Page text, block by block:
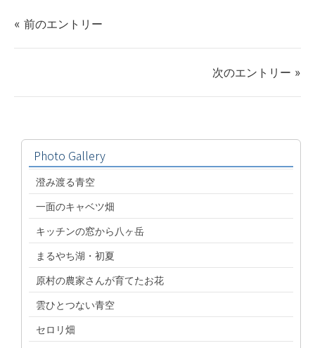
« 前のエントリー
次のエントリー »
Photo Gallery
澄み渡る青空
一面のキャベツ畑
キッチンの窓から八ヶ岳
まるやち湖・初夏
原村の農家さんが育てたお花
雲ひとつない青空
セロリ畑